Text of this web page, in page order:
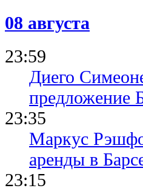
08 августа
23:59
Диего
предложение
23:35
Маркус
аренды в
23:15